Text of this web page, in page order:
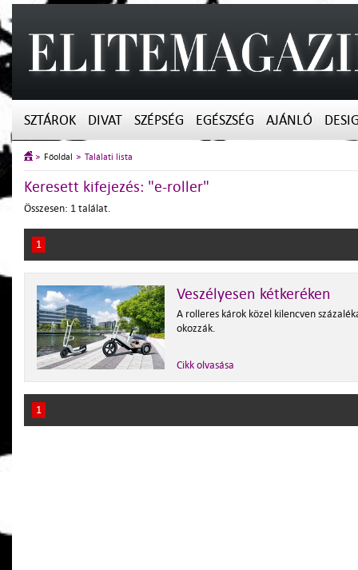
SZTÁROK DIVAT SZÉPSÉG EGÉSZSÉG AJÁNLÓ
Főoldal Találati lista
Keresett kifejezés: "e-roller"
Összesen: 1 találat.
1
Veszélyesen kétkeréken
A rolleres károk közel kilencven
okozzák.
Cikk olvasása
1